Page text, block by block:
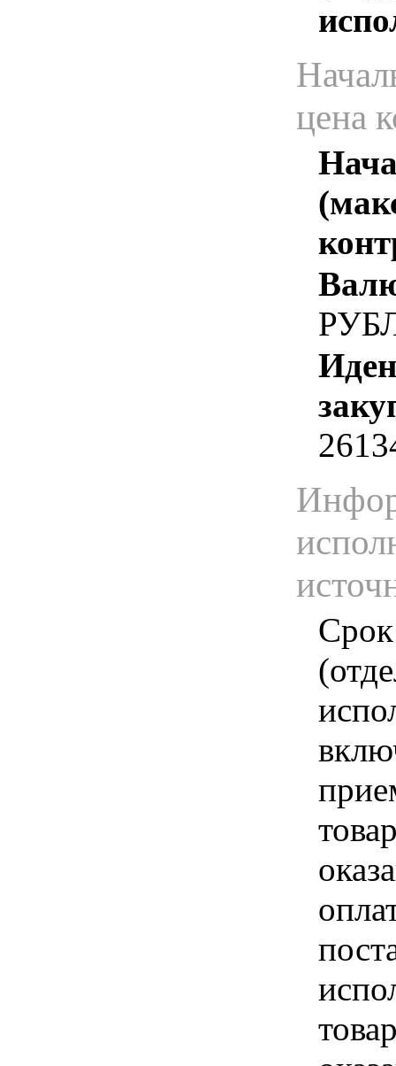
цена
Срок